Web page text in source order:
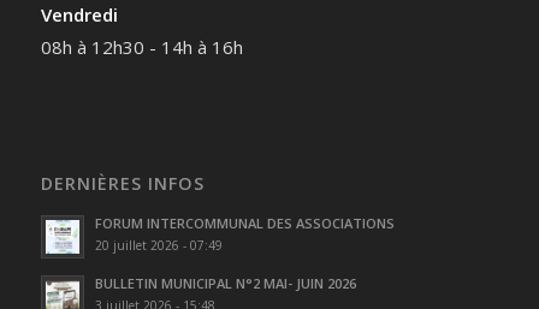
Vendredi
08h à 12h30 - 14h à 16h
DERNIÈRES INFOS
FORUM INTERCOMMUNAL DES ASSOCIATIONS
20 juillet 2026 - 07:49
BULLETIN MUNICIPAL N°2 MAI- JUIN 2026
3 juillet 2026 - 15:48